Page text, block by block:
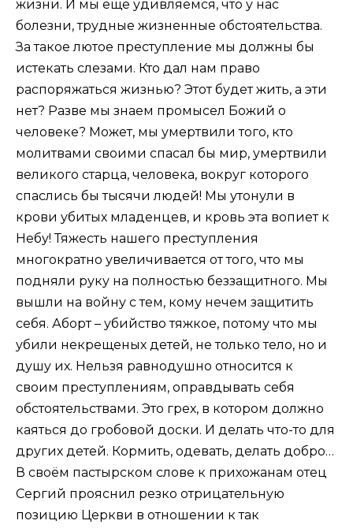
жизни. И мы ещё удивляемся, что у нас
болезни, трудные жизненные обстоятельства.
За такое лютое преступление мы должны бы
истекать слезами. Кто дал нам право
распоряжаться жизнью? Этот будет жить, а эти
нет? Разве мы знаем промысел Божий о
человеке? Может, мы умертвили того, кто
молитвами своими спасал бы мир, умертвили
великого старца, человека, вокруг которого
спаслись бы тысячи людей! Мы утонули в
крови убитых младенцев, и кровь эта вопиет к
Небу! Тяжесть нашего преступления
многократно увеличивается от того, что мы
подняли руку на полностью беззащитного. Мы
вышли на войну с тем, кому нечем защитить
себя. Аборт – убийство тяжкое, потому что мы
убили некрещеных детей, не только тело, но и
душу их. Нельзя равнодушно относится к
своим преступлениям, оправдывать себя
обстоятельствами. Это грех, в котором должно
каяться до гробовой доски. И делать что-то для
других детей. Кормить, одевать, делать добро…
В своём пастырском слове к прихожанам отец
Сергий прояснил резко отрицательную
позицию Церкви в отношении к так